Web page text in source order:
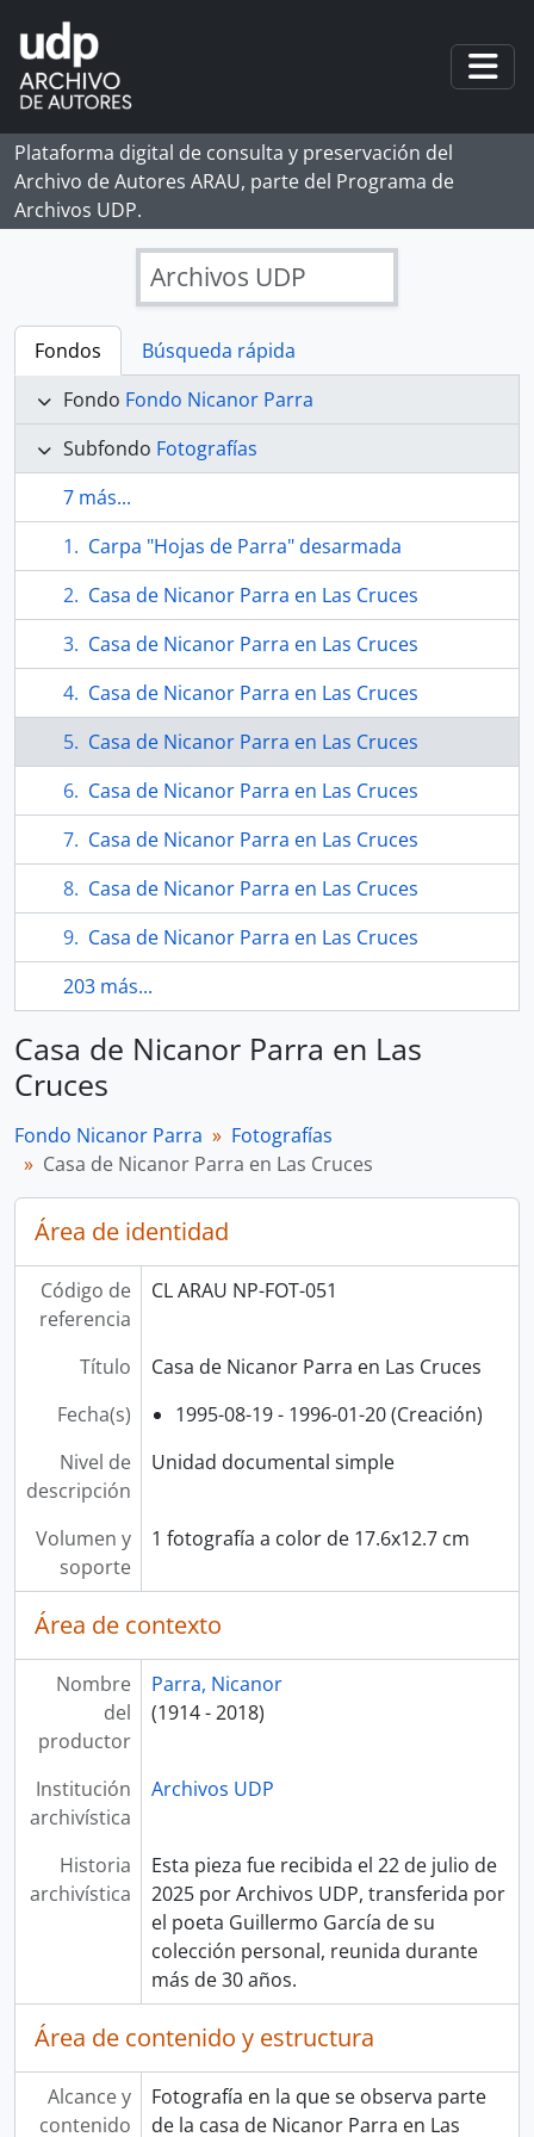
Skip to main content
Plataforma digital de consulta y preservación del
Archivo de Autores ARAU, parte del Programa de
Archivos UDP.
Archivos UDP
Fondos
Búsqueda rápida
Fondo Fondo Nicanor Parra
Subfondo Fotografías
7 más...
Carpa "Hojas de Parra" desarmada
Casa de Nicanor Parra en Las Cruces
Casa de Nicanor Parra en Las Cruces
Casa de Nicanor Parra en Las Cruces
Casa de Nicanor Parra en Las Cruces
Casa de Nicanor Parra en Las Cruces
Casa de Nicanor Parra en Las Cruces
Casa de Nicanor Parra en Las Cruces
Casa de Nicanor Parra en Las Cruces
203 más...
Casa de Nicanor Parra en Las
Cruces
Fondo Nicanor Parra
Fotografías
Casa de Nicanor Parra en Las Cruces
Área de identidad
Código de
referencia
CL ARAU NP-FOT-051
Título
Casa de Nicanor Parra en Las Cruces
Fecha(s)
1995-08-19 - 1996-01-20 (Creación)
Nivel de
descripción
Unidad documental simple
Volumen y
soporte
1 fotografía a color de 17.6x12.7 cm
Área de contexto
Nombre
del
productor
Parra, Nicanor
(1914 - 2018)
Institución
archivística
Archivos UDP
Historia
archivística
Esta pieza fue recibida el 22 de julio de
2025 por Archivos UDP, transferida por
el poeta Guillermo García de su
colección personal, reunida durante
más de 30 años.
Área de contenido y estructura
Alcance y
contenido
Fotografía en la que se observa parte
de la casa de Nicanor Parra en Las